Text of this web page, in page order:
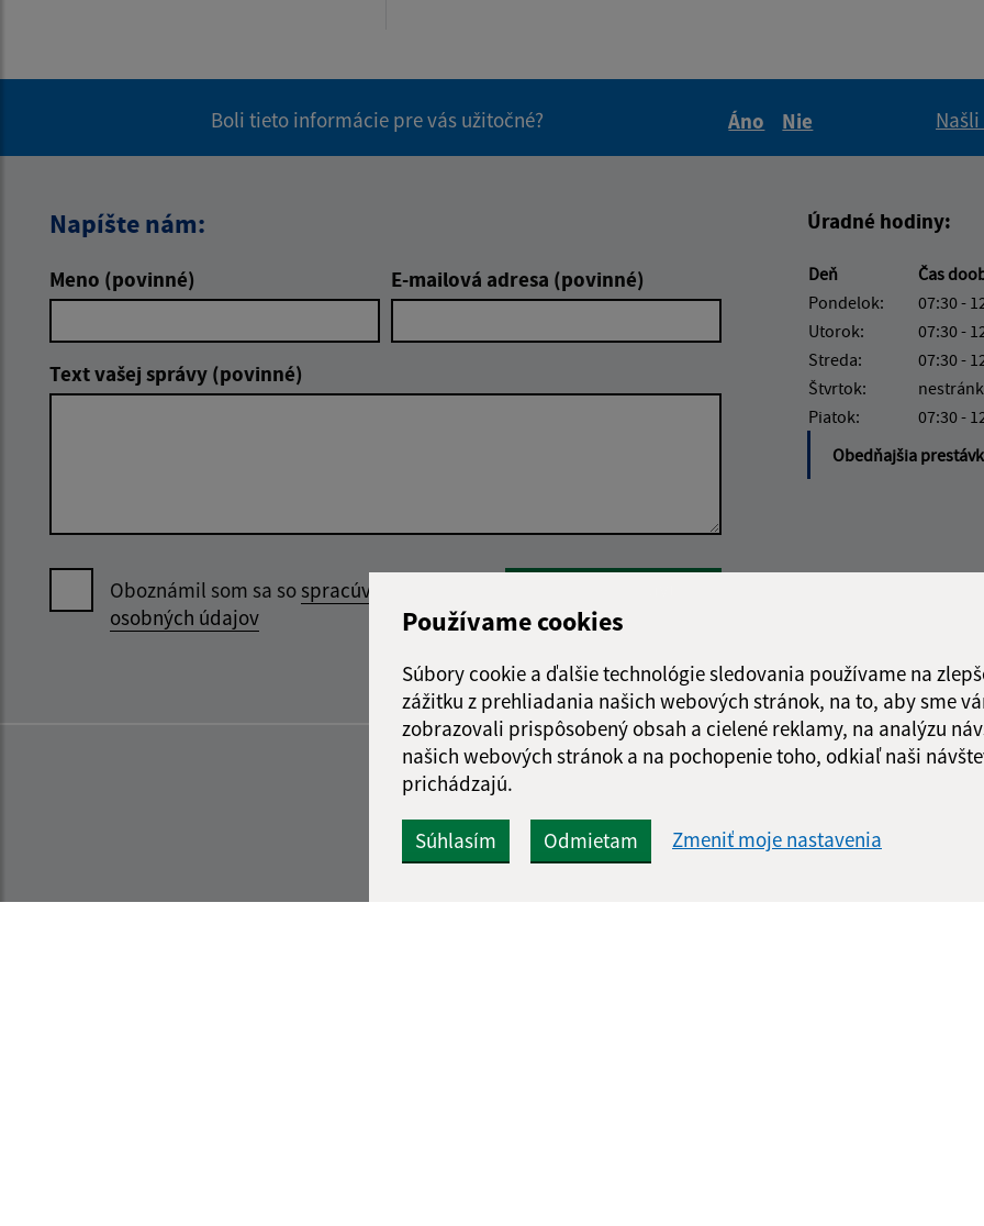
Používame cookies
Súbory cookie a ďalšie technológie sledovania používame na
zážitku z prehliadania našich webových stránok, na to, aby sme
zobrazovali prispôsobený obsah a cielené reklamy, na analýzu
našich webových stránok a na pochopenie toho, odkiaľ naši
prichádzajú.
Súhlasím Odmietam Zmeniť moje nastavenia
Boli tieto informácie pre vás užitočné?
Áno
Nie
Napíšte nám:
Meno (povinné) E-mailová adresa (povinné)
Text vašej správy (povinné)
Oboznámil som sa sospracúvaním
osobných údajov
Úradné hodiny:
Deň Čas
Pondelok:
07:30 -
Utorok:
07:30 -
Streda:
07:30 -
Štvrtok:
Piatok:
07:30 -
Obedňajšia